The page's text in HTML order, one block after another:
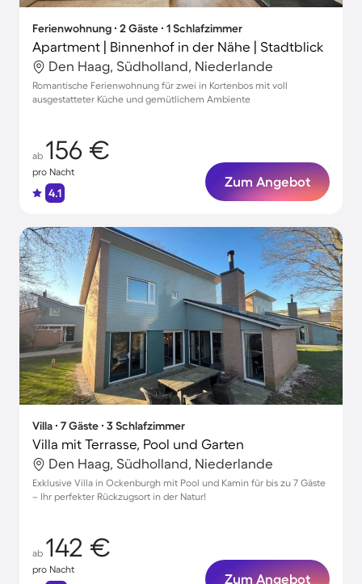
Ferienwohnung ∙ 2 Gäste ∙ 1 Schlafzimmer
Apartment | Binnenhof in der Nähe | Stadtblick
Den Haag, Südholland, Niederlande
Romantische Ferienwohnung für zwei in Kortenbos mit voll
ausgestatteter Küche und gemütlichem Ambiente
ab 156 €
pro Nacht
4.1
Zum Angebot
Villa ∙ 7 Gäste ∙ 3 Schlafzimmer
Villa mit Terrasse, Pool und Garten
Den Haag, Südholland, Niederlande
Exklusive Villa in Ockenburgh mit Pool und Kamin für bis zu 7 Gäste
– Ihr perfekter Rückzugsort in der Natur!
ab 142 €
pro Nacht
Zum Angebot